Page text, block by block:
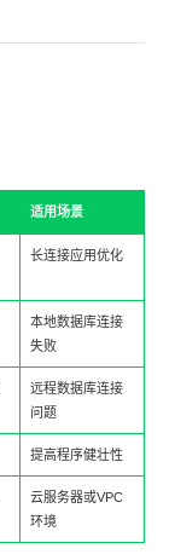
适用场景
长连接应用优化
本地数据库连接
失败
远程数据库连接
问题
提高程序健壮性
云服务器或VPC
环境